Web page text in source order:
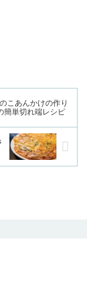
こあんかけの作り
簡単切れ端レシピ